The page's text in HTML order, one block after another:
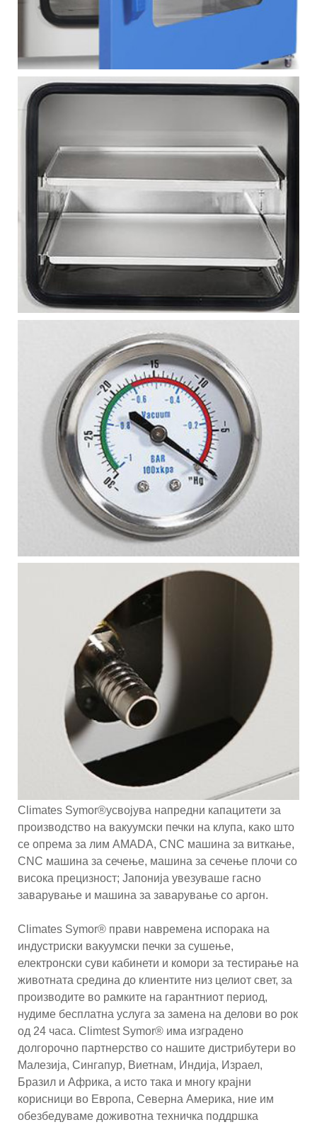
Climates Symor®усвојува напредни капацитети за
производство на вакуумски печки на клупа, како што
се опрема за лим AMADA, CNC машина за виткање,
CNC машина за сечење, машина за сечење плочи со
висока прецизност; Јапонија увезуваше гасно
заварување и машина за заварување со аргон.
Climates Symor® прави навремена испорака на
индустриски вакуумски печки за сушење,
електронски суви кабинети и комори за тестирање на
животната средина до клиентите низ целиот свет, за
производите во рамките на гарантниот период,
нудиме бесплатна услуга за замена на делови во рок
од 24 часа. Climtest Symor® има изградено
долгорочно партнерство со нашите дистрибутери во
Малезија, Сингапур, Виетнам, Индија, Израел,
Бразил и Африка, а исто така и многу крајни
корисници во Европа, Северна Америка, ние им
обезбедуваме доживотна техничка поддршка